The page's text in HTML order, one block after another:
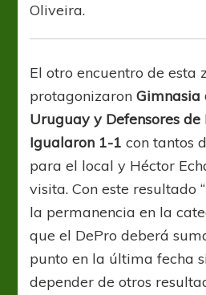
Oliveira.
El otro encuentro de esta
protagonizaronGimnasia
Uruguay y Defensores
Igualaron 1-1 con tantos
para el local y Héctor
visita. Con este resultado
la permanencia en la
que el DePro deberá
punto en la última fecha
depender de otros